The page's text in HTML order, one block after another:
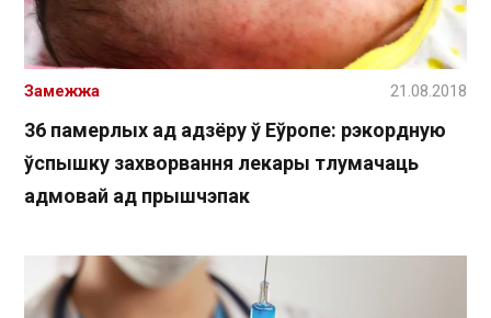
36 памерлых ад адзёру ў Еўропе: рэкордную
ўспышку захворвання лекары тлумачаць
адмовай ад прышчэпак
Замежжа 21.08.2018